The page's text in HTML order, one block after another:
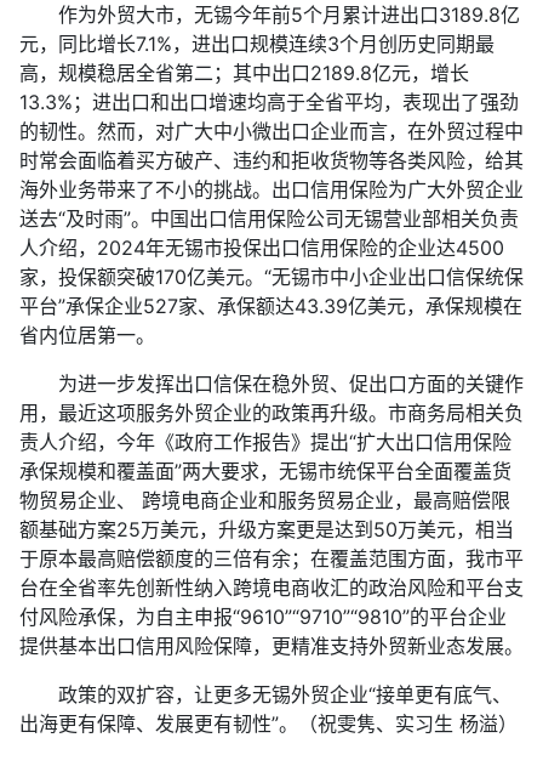
作为外贸大市，无锡今年前5个月累计进出口3189.8亿
元，同比增长7.1%，进出口规模连续3个月创历史同期最
高，规模稳居全省第二；其中出口2189.8亿元，增长
13.3%；进出口和出口增速均高于全省平均，表现出了强劲
的韧性。然而，对广大中小微出口企业而言，在外贸过程中
时常会面临着买方破产、违约和拒收货物等各类风险，给其
海外业务带来了不小的挑战。出口信用保险为广大外贸企业
送去“及时雨”。中国出口信用保险公司无锡营业部相关负责
人介绍，2024年无锡市投保出口信用保险的企业达4500
家，投保额突破170亿美元。“无锡市中小企业出口信保统保
平台”承保企业527家、承保额达43.39亿美元，承保规模在
省内位居第一。
为进一步发挥出口信保在稳外贸、促出口方面的关键作
用，最近这项服务外贸企业的政策再升级。市商务局相关负
责人介绍，今年《政府工作报告》提出“扩大出口信用保险
承保规模和覆盖面”两大要求，无锡市统保平台全面覆盖货
物贸易企业、 跨境电商企业和服务贸易企业，最高赔偿限
额基础方案25万美元，升级方案更是达到50万美元，相当
于原本最高赔偿额度的三倍有余；在覆盖范围方面，我市平
台在全省率先创新性纳入跨境电商收汇的政治风险和平台支
付风险承保，为自主申报“9610”“9710”“9810”的平台企业
提供基本出口信用风险保障，更精准支持外贸新业态发展。
政策的双扩容，让更多无锡外贸企业“接单更有底气、
出海更有保障、发展更有韧性”。（祝雯隽、实习生 杨溢）